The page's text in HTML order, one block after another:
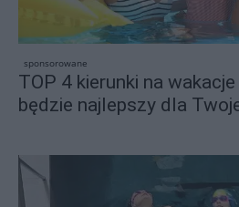
sponsorowane
TOP 4 kierunki na
będzie najlepszy dla